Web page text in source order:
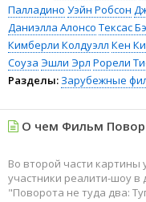
Палладино Уэйн Робсон
Даниэлла Алонсо Тексас
Кимберли Колдуэлл Кен
Соуза Эшли Эрл Рорели
Разделы: Зарубежные
О чем Фильм
Во второй части
участники реалити-шоу в
"Поворота не туда два: